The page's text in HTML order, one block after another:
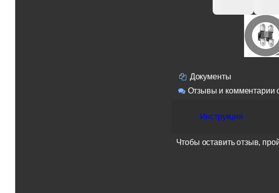
Документы
Отзывы и комментарии
Инструкция
Чтобы оставить отзыв,